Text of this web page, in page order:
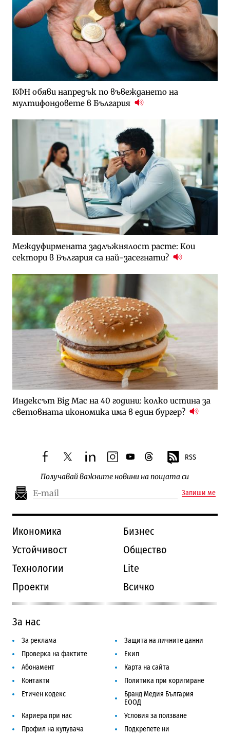
КФН обяви напредък по въвеждането на
мултифондовете в България
Междуфирмената задлъжнялост расте: Кои
сектори в България са най-засегнати?
Индексът Big Mac на 40 години: колко истина за
световната икономика има в един бургер?
facebooktwitterlinkedininstagram
youtubethreads RSS
Получавай важните новини на пощата си
Запиши ме
Икономика
Бизнес
Устойчивост
Общество
Технологии
Lite
Проекти
Всичко
За нас
За реклама
Защита на личните данни
Проверка на фактите
Екип
Абонамент
Карта на сайта
Контакти
Политика при коригиране
Етичен кодекс
Бранд Медия България
ЕООД
Кариера при нас
Условия за ползване
Профил на купувача
Подкрепете ни